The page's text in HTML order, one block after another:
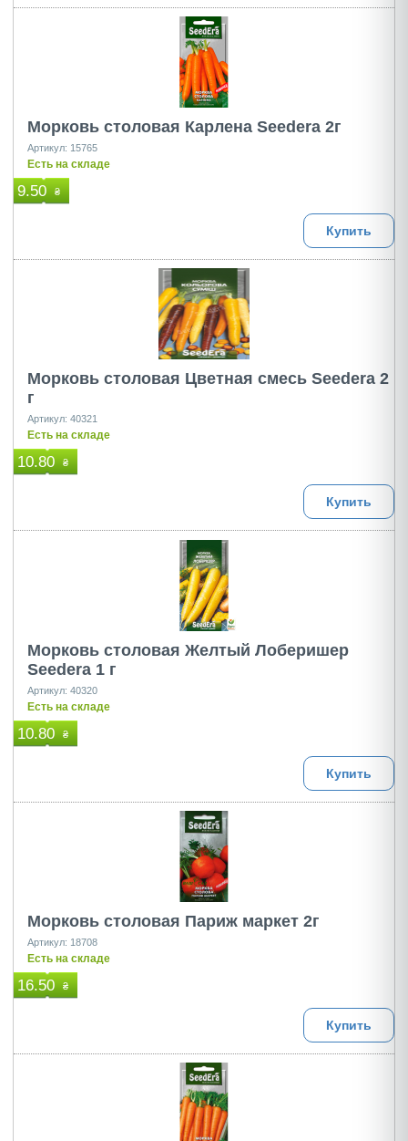
Морковь столовая Карлена Seedera 2г
Артикул: 15765
Есть на складе
9.50 ₴
Купить
Морковь столовая Цветная смесь Seedera 2
г
Артикул: 40321
Есть на складе
10.80 ₴
Купить
Морковь столовая Желтый Лоберишер
Seedera 1 г
Артикул: 40320
Есть на складе
10.80 ₴
Купить
Морковь столовая Париж маркет 2г
Артикул: 18708
Есть на складе
16.50 ₴
Купить